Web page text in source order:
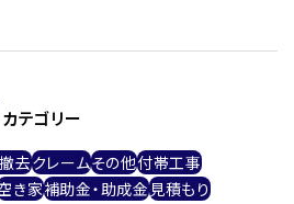
カテゴリー
去クレームその他付帯工事
き家補助金・助成金見積もり